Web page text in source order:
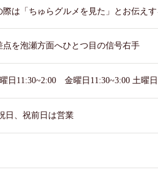
は「ちゅらグルメを見た」とお伝えす
点を泡瀬方面へひとつ目の信号右手
日11:30~2:00 金曜日11:30~3:00 土曜
日、祝前日は営業